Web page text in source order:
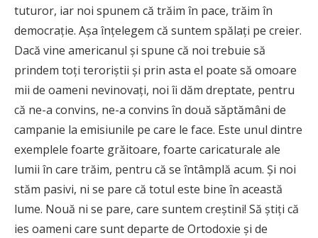
tuturor, iar noi spunem că trăim în pace, trăim în
democraţie. Aşa înţelegem că suntem spălaţi pe creier.
Dacă vine americanul şi spune că noi trebuie să
prindem toţi teroriştii şi prin asta el poate să omoare
mii de oameni nevinovaţi, noi îi dăm dreptate, pentru
că ne-a convins, ne-a convins în două săptămâni de
campanie la emisiunile pe care le face. Este unul dintre
exemplele foarte grăitoare, foarte caricaturale ale
lumii în care trăim, pentru că se întâmplă acum. Şi noi
stăm pasivi, ni se pare că totul este bine în această
lume. Nouă ni se pare, care suntem creştini! Să ştiţi că
ies oameni care sunt departe de Ortodoxie şi de